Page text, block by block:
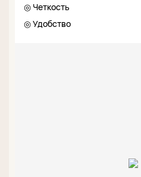
◎ Четкость
◎ Удобство